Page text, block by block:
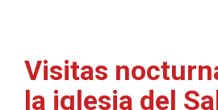
Visitas
la iglesia del